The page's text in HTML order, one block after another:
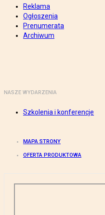
Reklama
Ogłoszenia
Prenumerata
Archiwum
NASZE WYDARZENIA
Szkolenia i konferencje
MAPA STRONY
OFERTA PRODUKTOWA